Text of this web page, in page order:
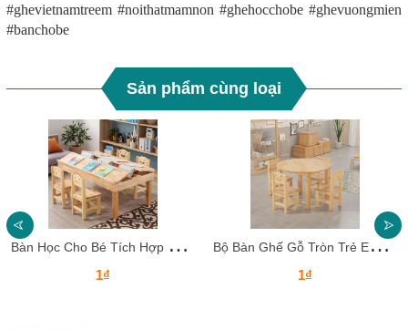
#ghevietnamtreem #noithatmamnon #ghehocchobe #ghevuongmien
#banchobe
Sản phẩm cùng loại
B
àn Học Cho Bé Tích Hợp Ngăn Đựng Sách – Gỗ Tự Nhiên An Toàn
1₫
B
ộ Bàn Ghế Gỗ Tròn Trẻ Em – An Toàn, Thẩm Mỹ, Hoàn Hảo Cho Lớp Học Mầm Non
1₫